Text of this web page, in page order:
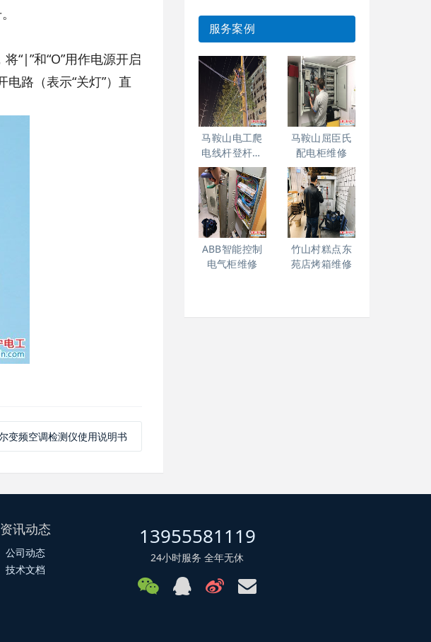
“|”和“O”用作电源开启
路（表示“关灯”）直
变频空调检测仪使用说明书
服务案例
马鞍山电工爬
电线杆登杆高
空作业
马鞍山屈臣氏
配电柜维修
ABB智能控制
电气柜维修
竹山村糕点东
苑店烤箱维修
资讯动态
公司动态
技术文档
13955581119
24小时服务 全年无休